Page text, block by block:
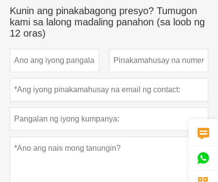
Kunin ang pinakabagong presyo? Tumugon
kami sa lalong madaling panahon (sa loob ng
12 oras)

